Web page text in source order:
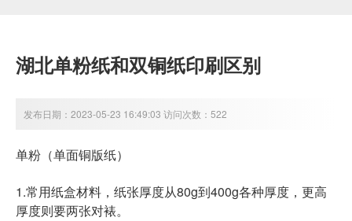
湖北单粉纸和双铜纸印刷区别
发布日期：2023-05-23 16:49:03 访问次数：522
单粉（单面铜版纸）
1.常用纸盒材料，纸张厚度从80g到400g各种厚度，更高
厚度则要两张对裱。